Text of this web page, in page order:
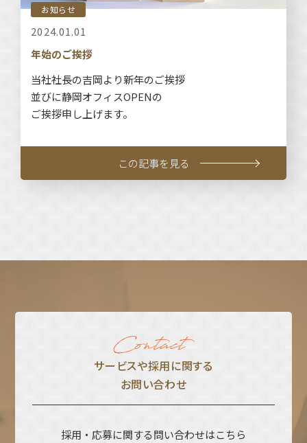
お知らせ
2024.01.01
年始のご挨拶
当社社長の吉岡より新年のご挨拶
並びに静岡オフィスOPENの
ご挨拶申し上げます。
この記事を見る
サービスや採⽤に関する
お問い合わせ
採用・応募に関する問い合わせはこちら